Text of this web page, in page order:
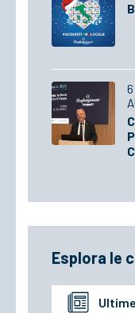
Esplora le